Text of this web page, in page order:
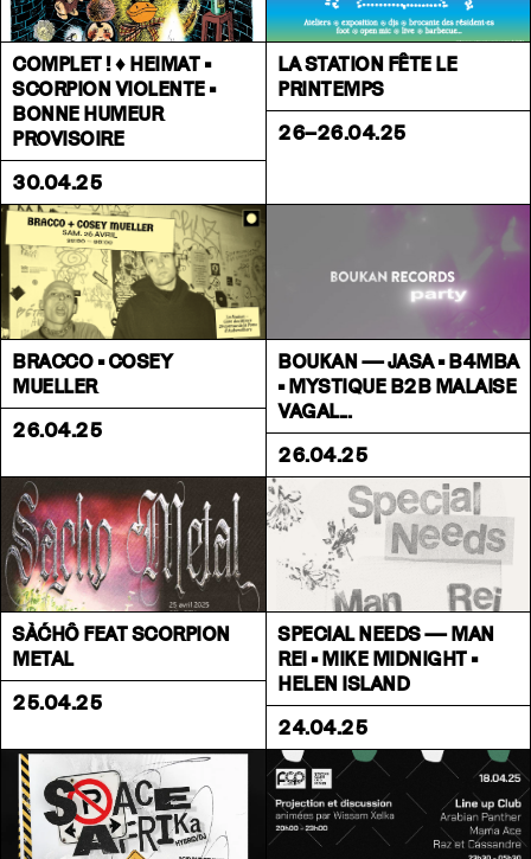
COMPLET ! ♦ HEIMAT •
SCORPION VIOLENTE •
BONNE HUMEUR
PROVISOIRE
30.04.25
LA STATION FÊTE LE
PRINTEMPS
26–26.04.25
BRACCO • COSEY
MUELLER
26.04.25
BOUKAN — JASA • B4MBA
• MYSTIQUE B2B MALAISE
VAGAL...
26.04.25
SÀĆHÔ FEAT SCORPION
METAL
25.04.25
SPECIAL NEEDS — MAN
REI • MIKE MIDNIGHT •
HELEN ISLAND
24.04.25